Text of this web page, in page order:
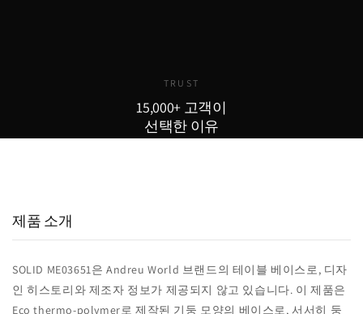
TRUST
15,000+ 고객이
선택한 이유
제품 소개
SOLID ME03651은 Andreu World 브랜드의 테이블 베이스로, 디자
인 히스토리와 제조자 정보가 제공되지 않고 있습니다. 이 제품은
Eco thermo-polymer로 제작된 기둥 모양의 베이스로, 서서히 둥